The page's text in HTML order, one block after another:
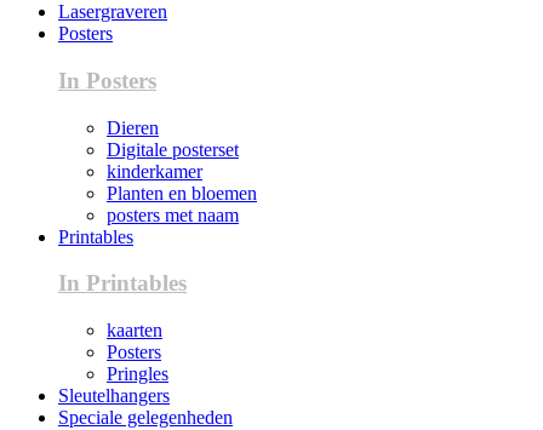
Lasergraveren
Posters
In Posters
Dieren
Digitale posterset
kinderkamer
Planten en bloemen
posters met naam
Printables
In Printables
kaarten
Posters
Pringles
Sleutelhangers
Speciale gelegenheden